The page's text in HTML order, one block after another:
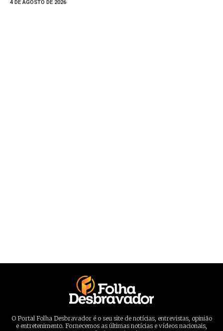
4 DE AGOSTO DE 2026
O Portal Folha Desbravador é o seu site de notícias, entrevistas, opinião
e entretenimento. Fornecemos as últimas notícias e vídeos nacionais,